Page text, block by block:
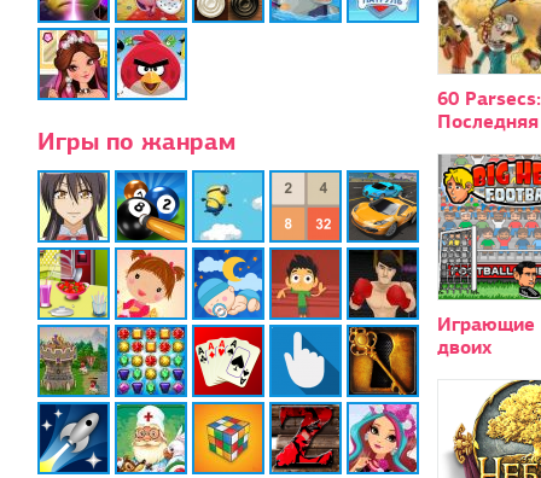
Игры по жанрам
60 Parsecs:
Играющие
двоих